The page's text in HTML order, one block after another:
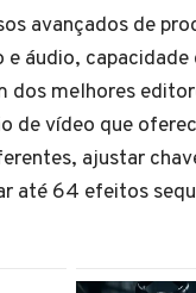
avançados de
áudio,
dos melhores
de vídeo que
ajustar
até 64 efeitos